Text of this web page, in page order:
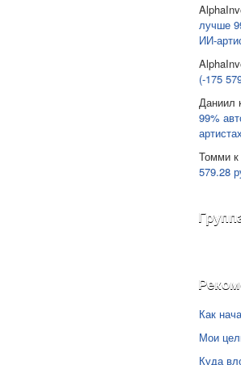
лучше
ИИ-
(-175
Даниил
99%
Томми
579.28
Как
Мои
Куда